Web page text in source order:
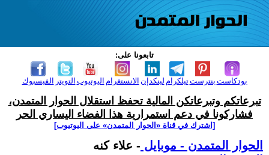
تابعونا على:
الفيسبوك التويتر اليوتيوب الانستغرام لينكدإن تيلكرامبنترست بودكاست
تبرعاتكم وتبرعاتكن المالية تحفظ استقلال الحوار المتمدن،
فشاركونا في دعم استمرارية هذا الفضاء اليساري الحر
[اشترك في قناة ‫«الحوار المتمدن» على اليوتيوب]
الحوار المتمدن - موبايل - علاء كنه